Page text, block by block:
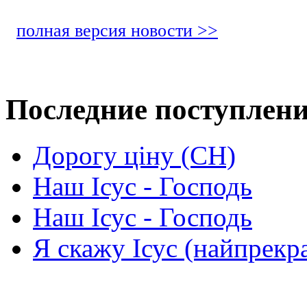
полная версия новости >>
Последние
Дорогу ціну (СН)
Наш Ісус - Господь
Наш Ісус - Господь
Я скажу Ісус